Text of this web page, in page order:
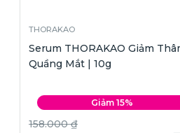
THORAKAO
Serum THORAKAO Giảm
Quầng Mắt | 10g
Giảm 15%
158.000 ₫